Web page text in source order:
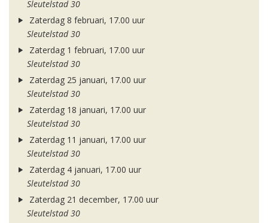
Sleutelstad 30
Zaterdag 8 februari, 17.00 uur
Sleutelstad 30
Zaterdag 1 februari, 17.00 uur
Sleutelstad 30
Zaterdag 25 januari, 17.00 uur
Sleutelstad 30
Zaterdag 18 januari, 17.00 uur
Sleutelstad 30
Zaterdag 11 januari, 17.00 uur
Sleutelstad 30
Zaterdag 4 januari, 17.00 uur
Sleutelstad 30
Zaterdag 21 december, 17.00 uur
Sleutelstad 30